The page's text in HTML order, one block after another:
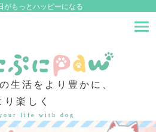
がもっとハッピーになる
生活をより豊かに、
り楽しく
life with dog